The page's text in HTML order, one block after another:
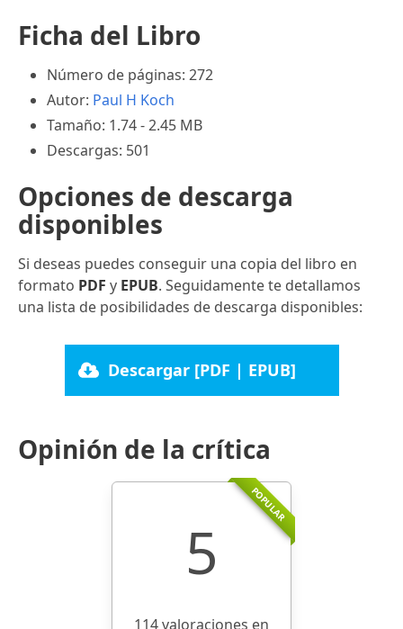
Ficha del Libro
Número de páginas: 272
Autor: Paul H Koch
Tamaño: 1.74 - 2.45 MB
Descargas: 501
Opciones de descarga
disponibles
Si deseas puedes conseguir una copia del libro en
formato PDF y EPUB. Seguidamente te detallamos
una lista de posibilidades de descarga disponibles:
Descargar [PDF | EPUB]
Opinión de la crítica
POPULAR
5
114 valoraciones en